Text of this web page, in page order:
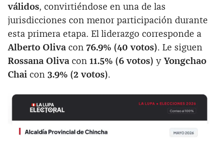
válidos, convirtiéndose en una de las
jurisdicciones con menor participación durante
esta primera etapa. El liderazgo corresponde a
Alberto Oliva con 76.9% (40 votos). Le siguen
Rossana Oliva con 11.5% (6 votos) y Yongchao
Chai con 3.9% (2 votos).